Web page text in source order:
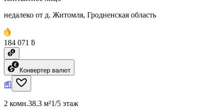
недалеко от д. Житомля, Гродненская область
184 071 ƃ
Конвертер валют
2 комн.38.3 м²1/5 этаж